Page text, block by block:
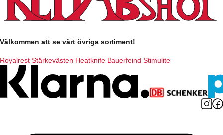
Välkommen att se vårt övriga sortiment!
Royalrest Stärkevästen Heatknife Bauerfeind Stimulite